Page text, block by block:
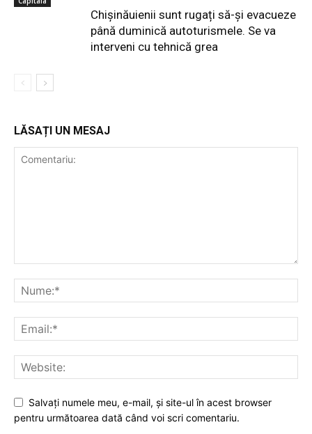
Chișinăuienii sunt rugați să-și evacueze
până duminică autoturismele. Se va
interveni cu tehnică grea
LĂSAȚI UN MESAJ
Salvaţi numele meu, e-mail, şi site-ul în acest browser
pentru următoarea dată când voi scri comentariu.